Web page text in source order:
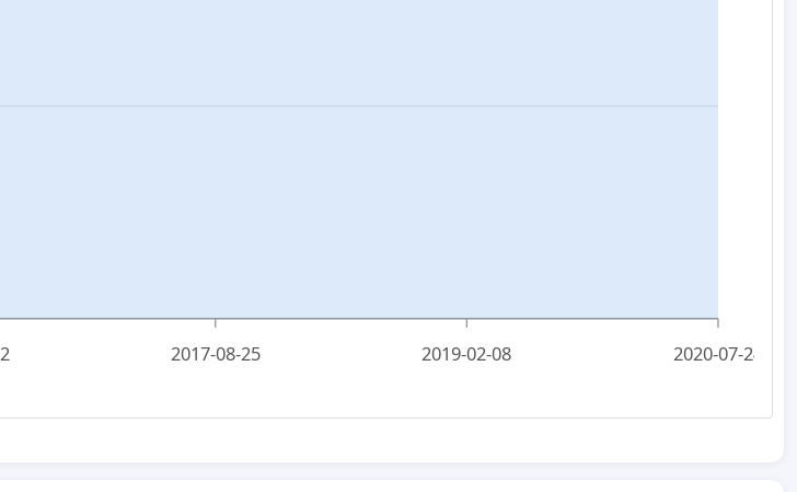
2017-08-25 2019-02-08 2020-07-24